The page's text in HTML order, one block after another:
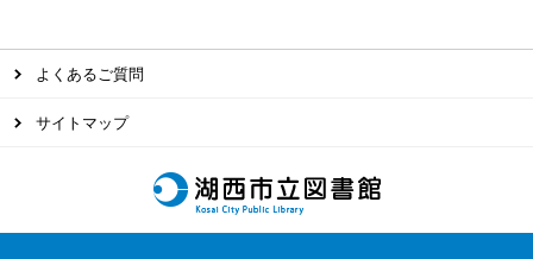
よくあるご質問
サイトマップ